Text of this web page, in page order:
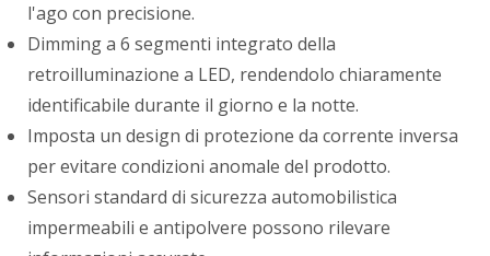
l'ago con precisione.
Dimming a 6 segmenti integrato della
retroilluminazione a LED, rendendolo chiaramente
identificabile durante il giorno e la notte.
Imposta un design di protezione da corrente inversa
per evitare condizioni anomale del prodotto.
Sensori standard di sicurezza automobilistica
impermeabili e antipolvere possono rilevare